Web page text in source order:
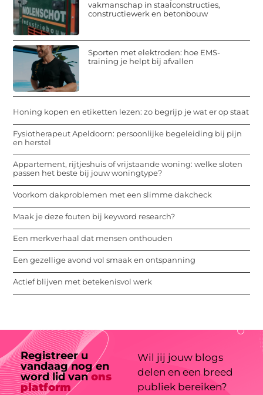
vakmanschap in staalconstructies,
constructiewerk en betonbouw
Sporten met elektroden: hoe EMS-
training je helpt bij afvallen
Honing kopen en etiketten lezen: zo begrijp je wat er op staat
Fysiotherapeut Apeldoorn: persoonlijke begeleiding bij pijn
en herstel
Appartement, rijtjeshuis of vrijstaande woning: welke sloten
passen het beste bij jouw woningtype?
Voorkom dakproblemen met een slimme dakcheck
Maak je deze fouten bij keyword research?
Een merkverhaal dat mensen onthouden
Een gezellige avond vol smaak en ontspanning
Actief blijven met betekenisvol werk
Registreer u
vandaag nog en
word lid vanons
platform
Wil jij jouw blogs
delen en een breed
publiek bereiken?